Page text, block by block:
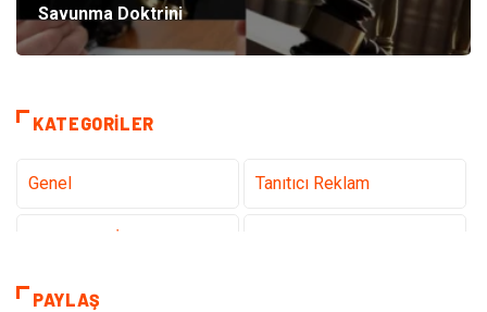
Savunma Doktrini
KATEGORILER
Genel Tanıtıcı Reklam
Hizmet
PAYLAŞ